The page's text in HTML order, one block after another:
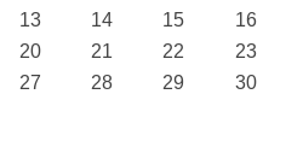
13 14 15
16
20 21 22
23
27 28 29
30